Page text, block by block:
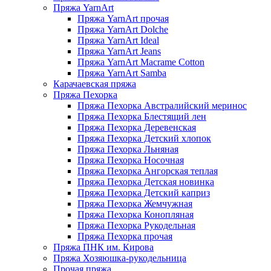
Пряжа YarnArt
Пряжа YarnArt прочая
Пряжа YarnArt Dolche
Пряжа YarnArt Ideal
Пряжа YarnArt Jeans
Пряжа YarnArt Macrame Cotton
Пряжа YarnArt Samba
Карачаевская пряжа
Пряжа Пехорка
Пряжа Пехорка Австралийский меринос
Пряжа Пехорка Блестящий лен
Пряжа Пехорка Деревенская
Пряжа Пехорка Детский хлопок
Пряжа Пехорка Льняная
Пряжа Пехорка Носочная
Пряжа Пехорка Ангорская теплая
Пряжа Пехорка Детская новинка
Пряжа Пехорка Детский каприз
Пряжа Пехорка Жемчужная
Пряжа Пехорка Конопляная
Пряжа Пехорка Рукодельная
Пряжа Пехорка прочая
Пряжа ПНК им. Кирова
Пряжа Хозяюшка-рукодельница
Прочая пряжа